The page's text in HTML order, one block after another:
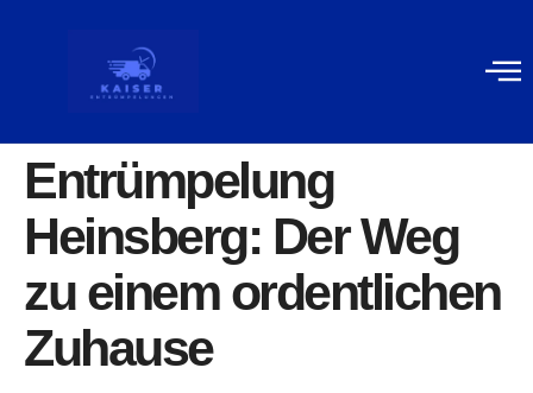
Gewerblich
Entrümpelung
Heinsberg: Der Weg
zu einem ordentlichen
Zuhause